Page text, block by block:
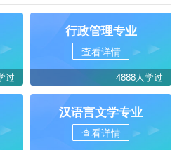
过
行政管理专业
查看详情
4888人学过
汉语言文学专业
查看详情